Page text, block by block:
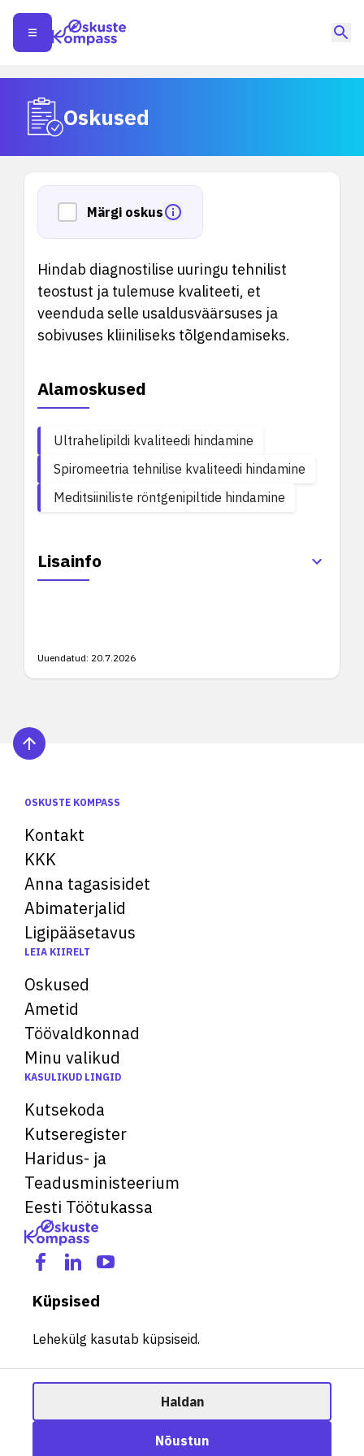
Oskused
Märgi oskus
Hindab diagnostilise uuringu tehnilist
teostust ja tulemuse kvaliteeti, et
veenduda selle usaldusväärsuses ja
sobivuses kliiniliseks tõlgendamiseks.
Alamoskused
Ultrahelipildi kvaliteedi hindamine
Spiromeetria tehnilise kvaliteedi hindamine
Meditsiiniliste röntgenipiltide hindamine
Lisainfo
Uuendatud: 20.7.2026
Ametisoovitaja
OSKUSTE KOMPASS
Kontakt
KKK
Anna tagasisidet
Abimaterjalid
Ligipääsetavus
LEIA KIIRELT
Oskused
Ametid
Töövaldkonnad
Minu valikud
KASULIKUD LINGID
Kutsekoda
Kutseregister
Haridus- ja
Teadusministeerium
Eesti Töötukassa
Küpsised
Lehekülg kasutab küpsiseid.
Haldan
Nõustun